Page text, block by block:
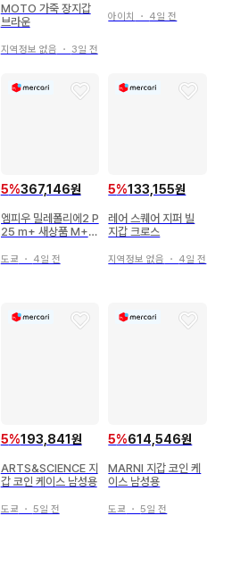
MOTO 가죽 장지갑
브라운
지역정보 없음 ・ 3일 전
아이치 ・ 4일 전
5%367,146원
엠피우 밀레폴리에2 P
25 m+ 새상품 M+2
도쿄 ・ 4일 전
5%133,155원
레어 스퀘어 지퍼 빌
지갑 크로스
지역정보 없음 ・ 4일 전
5%193,841원
ARTS&SCIENCE 지
갑 코인 케이스 남성용
도쿄 ・ 5일 전
5%614,546원
MARNI 지갑 코인 케
이스 남성용
도쿄 ・5일 전